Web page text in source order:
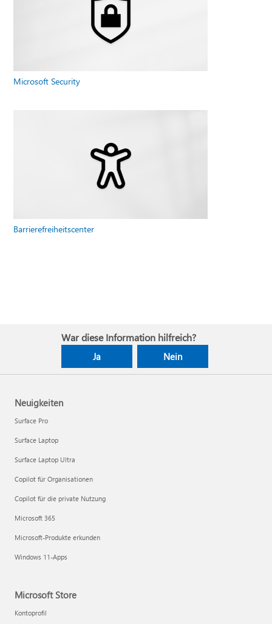
Microsoft Security
Barrierefreiheitscenter
War diese Information hilfreich?
Ja Nein
Neuigkeiten
Surface Pro
Surface Laptop
Surface Laptop Ultra
Copilot für Organisationen
Copilot für die private Nutzung
Microsoft 365
Microsoft-Produkte erkunden
Windows 11-Apps
Microsoft Store
Kontoprofil